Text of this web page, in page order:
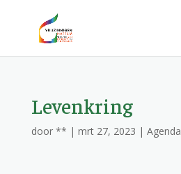
Levenkring
door ** | mrt 27, 2023 | Agenda